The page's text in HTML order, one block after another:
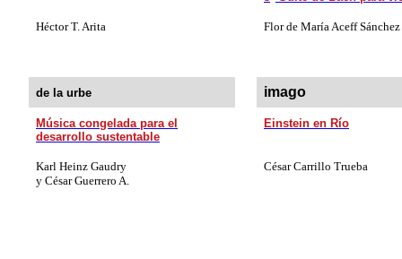
Héctor T. Arita Flor de María Aceff Sánchez
de la urbe imago
Música congelada para el
desarrollo sustentable
Einstein en Río
Karl Heinz Gaudry
y César Guerrero A.
César Carrillo Trueba